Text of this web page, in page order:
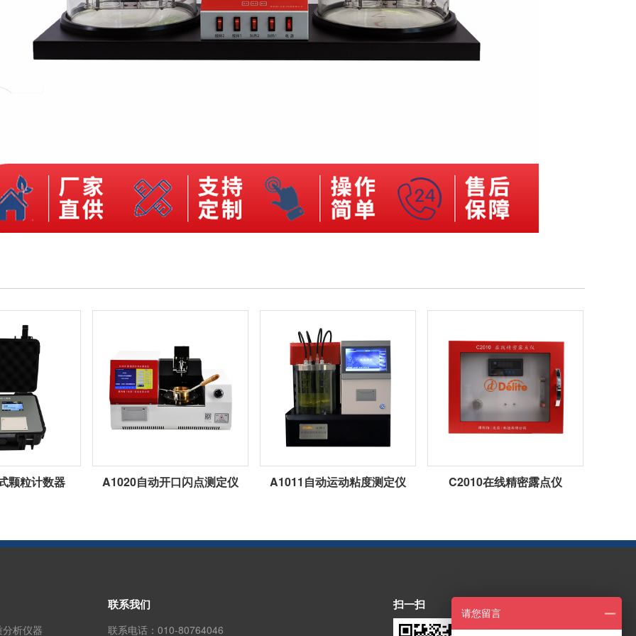
颗粒计数器 A1020自动开口闪点测定仪 A1011自动运动粘度测定仪 C2010在线精密露点仪
析仪器
联系我们
联系电话： 010-80764046
扫一扫
请您留言